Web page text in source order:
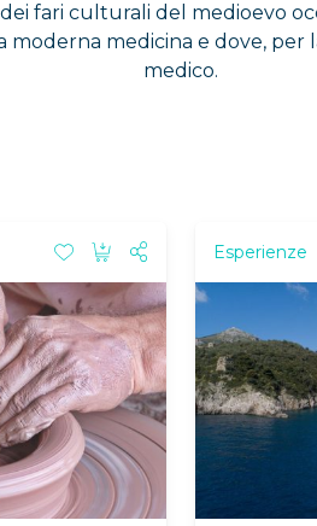
fari culturali del medioevo
moderna medicina e dove,
medico.
Esperienze